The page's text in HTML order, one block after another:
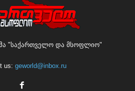
"საქართველო და მსოფლიო"
us: geworld@inbox.ru